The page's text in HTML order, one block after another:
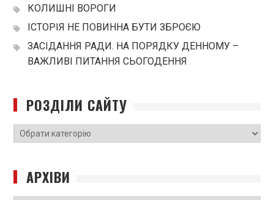
КОЛИШНІ ВОРОГИ
ІСТОРІЯ НЕ ПОВИННА БУТИ ЗБРОЄЮ
ЗАСІДАННЯ РАДИ. НА ПОРЯДКУ ДЕННОМУ –
ВАЖЛИВІ ПИТАННЯ СЬОГОДЕННЯ
РОЗДІЛИ САЙТУ
РОЗДІЛИ
САЙТУ
АРХІВИ